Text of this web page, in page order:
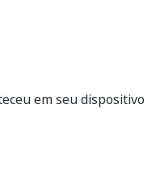
em seu dispositivo